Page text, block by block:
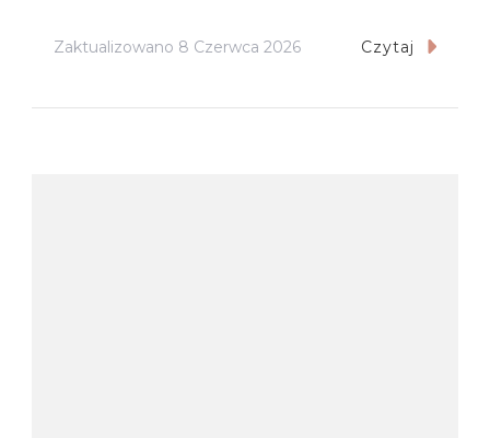
Zaktualizowano 8 Czerwca 2026 Czytaj